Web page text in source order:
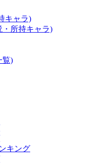
キャラ)
・所持キャラ)
覧)
キング